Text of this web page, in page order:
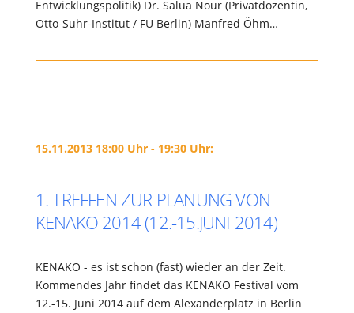
Entwicklungspolitik) Dr. Salua Nour (Privatdozentin,
Otto-Suhr-Institut / FU Berlin) Manfred Öhm…
15.11.2013 18:00 Uhr - 19:30 Uhr:
1. TREFFEN ZUR PLANUNG VON
KENAKO 2014 (12.-15.JUNI 2014)
KENAKO - es ist schon (fast) wieder an der Zeit.
Kommendes Jahr findet das KENAKO Festival vom
12.-15. Juni 2014 auf dem Alexanderplatz in Berlin